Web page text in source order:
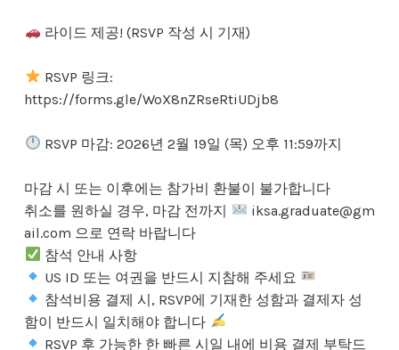
라이드 제공! (RSVP 작성 시 기재)
RSVP 링크:
https://forms.gle/WoX8nZRseRtiUDjb8
RSVP 마감: 2026년 2월 19일 (목) 오후 11:59까지
마감 시 또는 이후에는 참가비 환불이 불가합니다
취소를 원하실 경우, 마감 전까지
iksa.graduate@gm
ail.com 으로 연락 바랍니다
참석 안내 사항
US ID 또는 여권을 반드시 지참해 주세요
참석비용 결제 시, RSVP에 기재한 성함과 결제자 성
함이 반드시 일치해야 합니다
RSVP 후 가능한 한 빠른 시일 내에 비용 결제 부탁드